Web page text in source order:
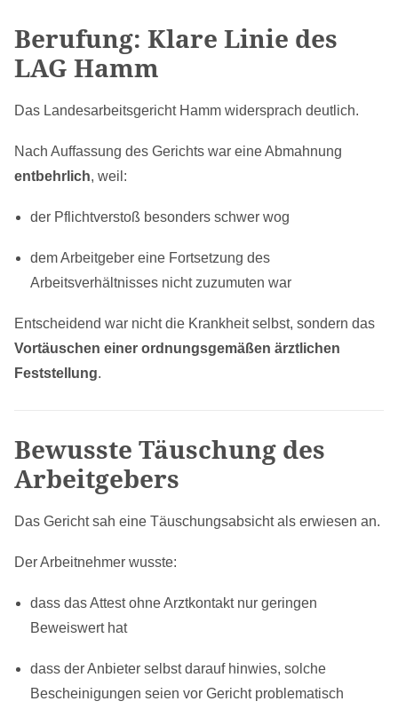
Berufung: Klare Linie des
LAG Hamm
Das Landesarbeitsgericht Hamm widersprach deutlich.
Nach Auffassung des Gerichts war eine Abmahnung
entbehrlich, weil:
der Pflichtverstoß besonders schwer wog
dem Arbeitgeber eine Fortsetzung des
Arbeitsverhältnisses nicht zuzumuten war
Entscheidend war nicht die Krankheit selbst, sondern das
Vortäuschen einer ordnungsgemäßen ärztlichen
Feststellung.
Bewusste Täuschung des
Arbeitgebers
Das Gericht sah eine Täuschungsabsicht als erwiesen an.
Der Arbeitnehmer wusste:
dass das Attest ohne Arztkontakt nur geringen
Beweiswert hat
dass der Anbieter selbst darauf hinwies, solche
Bescheinigungen seien vor Gericht problematisch